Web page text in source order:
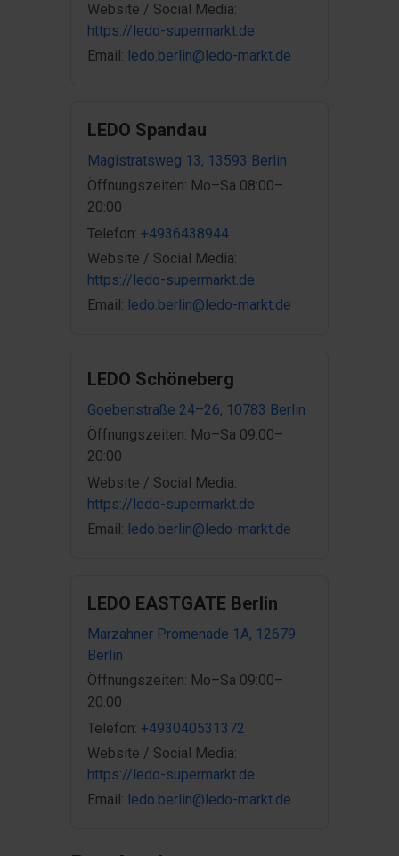
Website / Social Media:
https://ledo-supermarkt.de
Email: ledo.berlin@ledo-markt.de
LEDO Spandau
Magistratsweg 13, 13593 Berlin
Öffnungszeiten: Mo–Sa 08:00–
20:00
Telefon: +4936438944
Website / Social Media:
https://ledo-supermarkt.de
Email: ledo.berlin@ledo-markt.de
LEDO Schöneberg
Goebenstraße 24–26, 10783 Berlin
Öffnungszeiten: Mo–Sa 09:00–
20:00
Website / Social Media:
https://ledo-supermarkt.de
Email: ledo.berlin@ledo-markt.de
LEDO EASTGATE Berlin
Marzahner Promenade 1A, 12679
Berlin
Öffnungszeiten: Mo–Sa 09:00–
20:00
Telefon: +493040531372
Website / Social Media:
https://ledo-supermarkt.de
Email: ledo.berlin@ledo-markt.de